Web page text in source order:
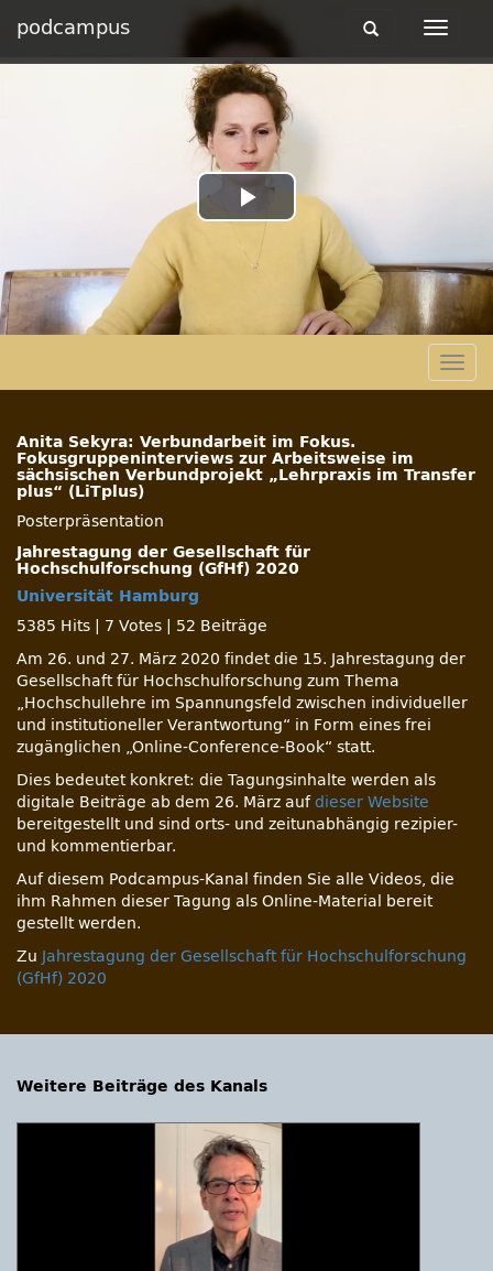
podcampus
Toggle
Toggle
Play
Video
Anita Sekyra: Verbundarbeit im Fokus.
Fokusgruppeninterviews zur Arbeitsweise im
sächsischen Verbundprojekt „Lehrpraxis im Transfer
plus“ (LiTplus)
Posterpräsentation
Jahrestagung der Gesellschaft für
Hochschulforschung (GfHf) 2020
Universität Hamburg
5385 Hits
7 Votes
52 Beiträge
Am 26. und 27. März 2020 findet die 15. Jahrestagung der
Gesellschaft für Hochschulforschung zum Thema
„Hochschullehre im Spannungsfeld zwischen individueller
und institutioneller Verantwortung“ in Form eines frei
zugänglichen „Online-Conference-Book“ statt.
Dies bedeutet konkret: die Tagungsinhalte werden als
digitale Beiträge ab dem 26. März aufdieser Website
bereitgestellt und sind orts- und zeitunabhängig rezipier-
und kommentierbar.
Auf diesem Podcampus-Kanal finden Sie alle Videos, die
ihm Rahmen dieser Tagung als Online-Material bereit
gestellt werden.
Zu Jahrestagung der Gesellschaft für Hochschulforschung
(GfHf) 2020
Weitere Beiträge des Kanals